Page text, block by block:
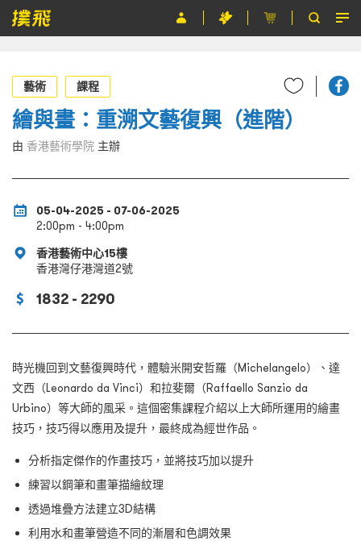
主辦單位
關於撲飛
EN
藝術 課程
繪與畫：重溯文藝復興（進階）
由 香港藝術學院 主辦
05-04-2025 - 07-06-2025
2:00pm - 4:00pm
香港藝術中心15樓
香港灣仔港灣道2號
1832 - 2290
時光機回到文藝復興時代，體驗米開安哲羅（Michelangelo）、達
文西（Leonardo da Vinci）和拉斐爾（Raffaello Sanzio da
Urbino）等大師的風采。這個密集課程介紹以上大師所運用的繪畫
技巧，技巧得以應用及提升，最終成為經世作品。
分析指定傑作的作畫技巧，並將技巧加以提升
練習以鋼筆和畫筆描繪紋理
透過堆疊方法建立3D結構
利用水和畫筆營造不同的漸層和色調效果